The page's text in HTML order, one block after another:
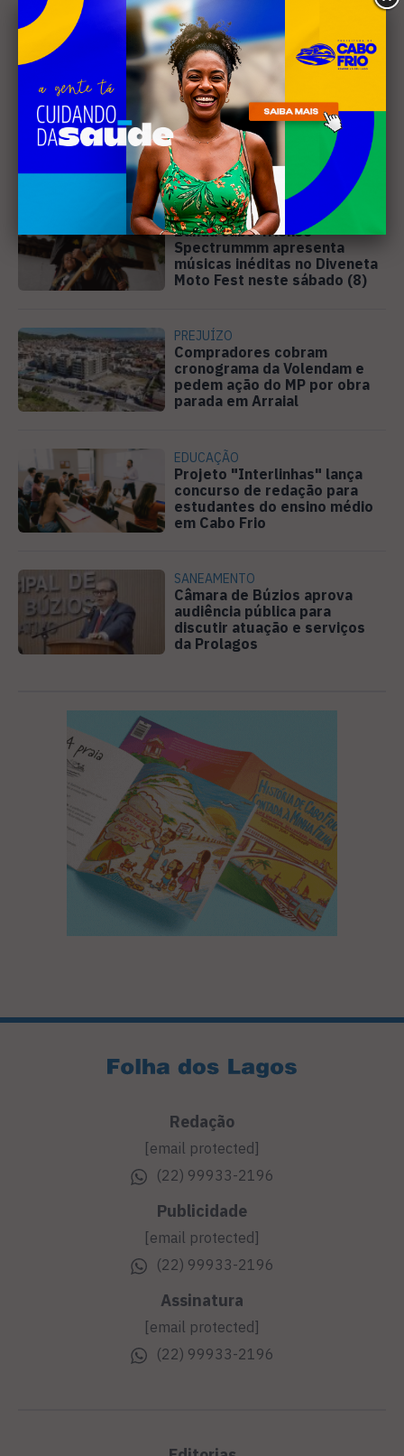
Leia Também
MÚSICA
Banda cabo-friense
Spectrummm apresenta
músicas inéditas no Diveneta
Moto Fest neste sábado (8)
PREJUÍZO
Compradores cobram
cronograma da Volendam e
pedem ação do MP por obra
parada em Arraial
EDUCAÇÃO
Projeto "Interlinhas" lança
concurso de redação para
estudantes do ensino médio
em Cabo Frio
SANEAMENTO
Câmara de Búzios aprova
audiência pública para
discutir atuação e serviços
da Prolagos
Redação
[email protected]
(22) 99933-2196
Publicidade
[email protected]
(22) 99933-2196
Assinatura
[email protected]
(22) 99933-2196